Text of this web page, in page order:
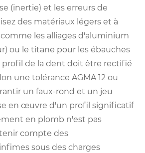
(inertie) et les erreurs de
des matériaux légers et à
les alliages d'aluminium
ou le titane pour les ébauches
profil de la dent doit être rectifié
une tolérance AGMA 12 ou
un faux-rond et un jeu
en œuvre d'un profil significatif
en plomb n'est pas
compte des
sous des charges